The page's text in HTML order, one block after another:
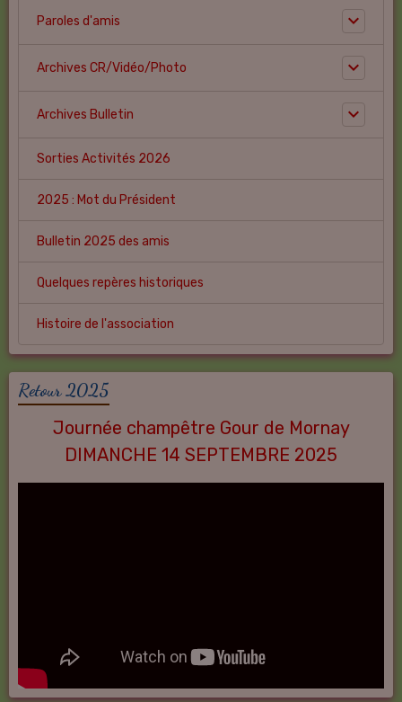
Paroles d'amis
Archives CR/Vidéo/Photo
Archives Bulletin
Sorties Activités 2026
2025 : Mot du Président
Bulletin 2025 des amis
Quelques repères historiques
Histoire de l'association
Retour 2025
Journée champêtre Gour de Mornay
DIMANCHE 14 SEPTEMBRE 2025